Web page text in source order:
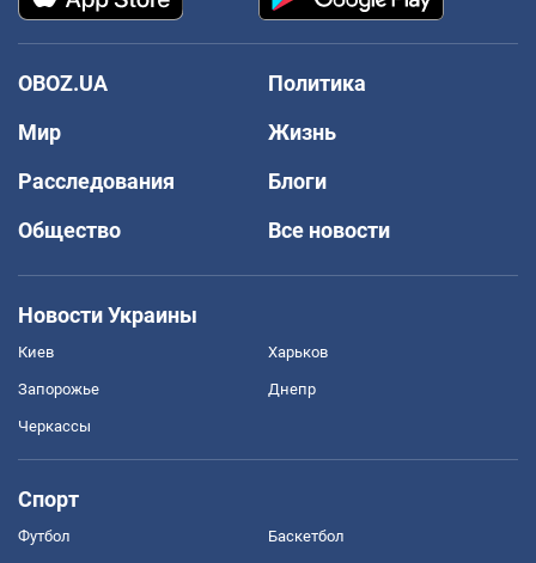
OBOZ.UA
Политика
Мир
Жизнь
Расследования
Блоги
Общество
Все новости
Новости Украины
Киев Харьков
Запорожье Днепр
Черкассы
Спорт
Футбол Баскетбол